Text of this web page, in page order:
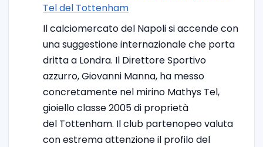
Tel del Tottenham
Il calciomercato del Napoli si accende con
una suggestione internazionale che porta
dritta a Londra. Il Direttore Sportivo
azzurro, Giovanni Manna, ha messo
concretamente nel mirino Mathys Tel,
gioiello classe 2005 di proprietà
del Tottenham. Il club partenopeo valuta
con estrema attenzione il profilo del